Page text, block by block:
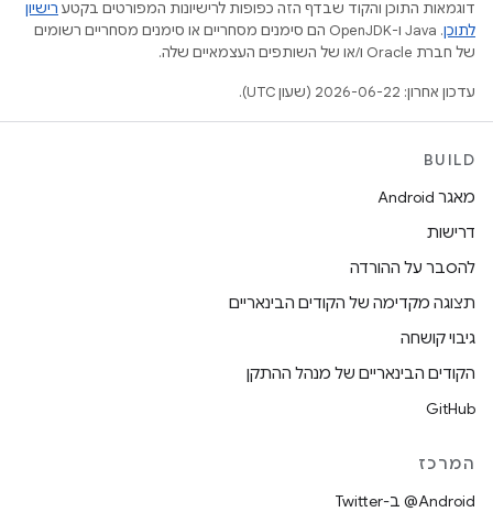
דוגמאות התוכן והקוד שבדף הזה כפופות לרישיונות המפורטים בקטע רישיון
לתוכן
.‏ Java ו-OpenJDK הם סימנים מסחריים או סימנים מסחריים רשומים
של חברת Oracle ו/או של השותפים העצמאיים שלה.
עדכון אחרון: 2026-06-22 (שעון UTC).
BUILD
מאגר Android
דרישות
להסבר על ההורדה
תצוגה מקדימה של הקודים הבינאריים
גיבוי קושחה
הקודים הבינאריים של מנהל ההתקן
GitHub
המרכז
‎@Android ב-Twitter